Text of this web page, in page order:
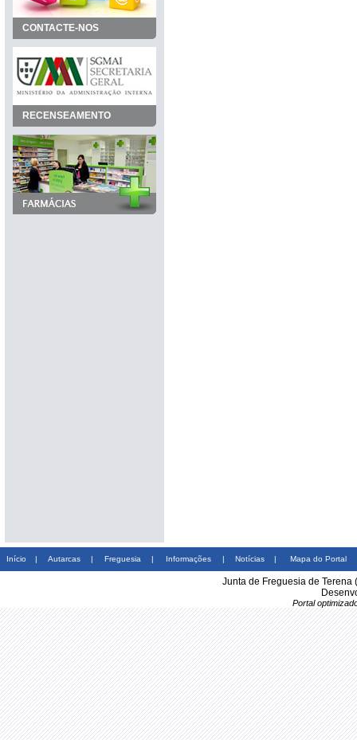
CONTACTE-NOS
RECENSEAMENTO
Início | Autarcas | Freguesia | Informações | Notícias | Mapa do Portal
Junta de Freguesia de
Portal